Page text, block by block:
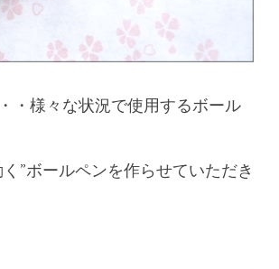
・様々な状況で使用するボール
”ボールペンを作らせていただき